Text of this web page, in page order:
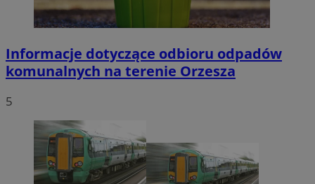
Informacje dotyczące odbioru odpadów
komunalnych na terenie Orzesza
5